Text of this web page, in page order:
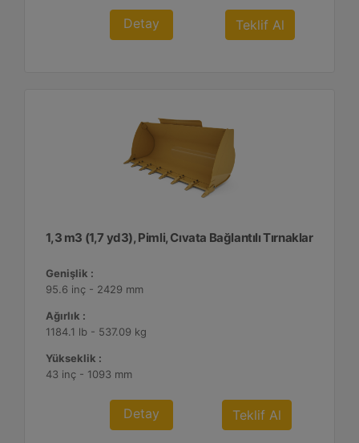
Detay Teklif Al
1,3 m3 (1,7 yd3), Pimli, Cıvata Bağlantılı Tırnaklar
Genişlik :
95.6 inç - 2429 mm
Ağırlık :
1184.1 lb - 537.09 kg
Yükseklik :
43 inç - 1093 mm
Detay Teklif Al